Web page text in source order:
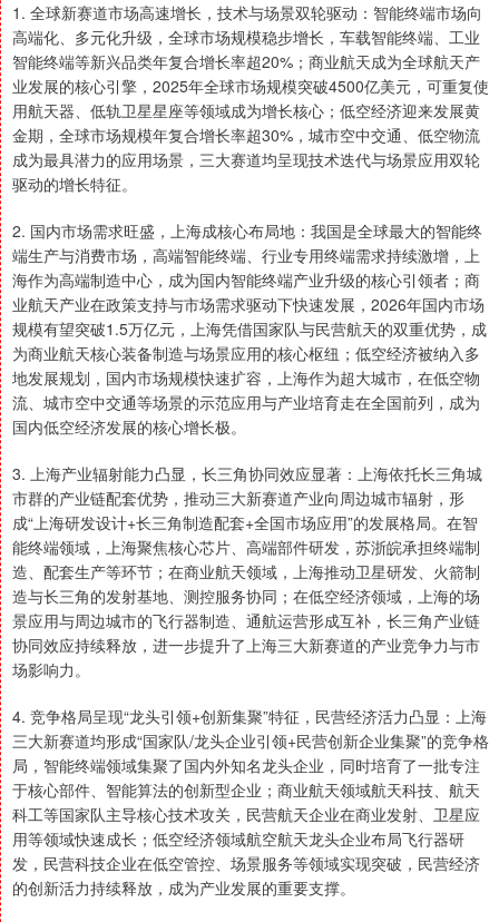
1. 全球新赛道市场高速增长，技术与场景双轮驱动：智能终端市场向
高端化、多元化升级，全球市场规模稳步增长，车载智能终端、工业
智能终端等新兴品类年复合增长率超20%；商业航天成为全球航天产
业发展的核心引擎，2025年全球市场规模突破4500亿美元，可重复使
用航天器、低轨卫星星座等领域成为增长核心；低空经济迎来发展黄
金期，全球市场规模年复合增长率超30%，城市空中交通、低空物流
成为最具潜力的应用场景，三大赛道均呈现技术迭代与场景应用双轮
驱动的增长特征。
2. 国内市场需求旺盛，上海成核心布局地：我国是全球最大的智能终
端生产与消费市场，高端智能终端、行业专用终端需求持续激增，上
海作为高端制造中心，成为国内智能终端产业升级的核心引领者；商
业航天产业在政策支持与市场需求驱动下快速发展，2026年国内市场
规模有望突破1.5万亿元，上海凭借国家队与民营航天的双重优势，成
为商业航天核心装备制造与场景应用的核心枢纽；低空经济被纳入多
地发展规划，国内市场规模快速扩容，上海作为超大城市，在低空物
流、城市空中交通等场景的示范应用与产业培育走在全国前列，成为
国内低空经济发展的核心增长极。
3. 上海产业辐射能力凸显，长三角协同效应显著：上海依托长三角城
市群的产业链配套优势，推动三大新赛道产业向周边城市辐射，形
成“上海研发设计+长三角制造配套+全国市场应用”的发展格局。在智
能终端领域，上海聚焦核心芯片、高端部件研发，苏浙皖承担终端制
造、配套生产等环节；在商业航天领域，上海推动卫星研发、火箭制
造与长三角的发射基地、测控服务协同；在低空经济领域，上海的场
景应用与周边城市的飞行器制造、通航运营形成互补，长三角产业链
协同效应持续释放，进一步提升了上海三大新赛道的产业竞争力与市
场影响力。
4. 竞争格局呈现“龙头引领+创新集聚”特征，民营经济活力凸显：上海
三大新赛道均形成“国家队/龙头企业引领+民营创新企业集聚”的竞争格
局，智能终端领域集聚了国内外知名龙头企业，同时培育了一批专注
于核心部件、智能算法的创新型企业；商业航天领域航天科技、航天
科工等国家队主导核心技术攻关，民营航天企业在商业发射、卫星应
用等领域快速成长；低空经济领域航空航天龙头企业布局飞行器研
发，民营科技企业在低空管控、场景服务等领域实现突破，民营经济
的创新活力持续释放，成为产业发展的重要支撑。